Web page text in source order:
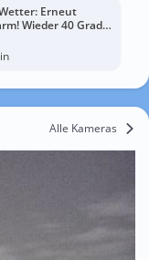
Erneut
Wieder 40 Grad
Alle Kameras